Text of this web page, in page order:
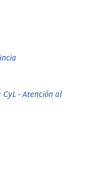
- Atención al